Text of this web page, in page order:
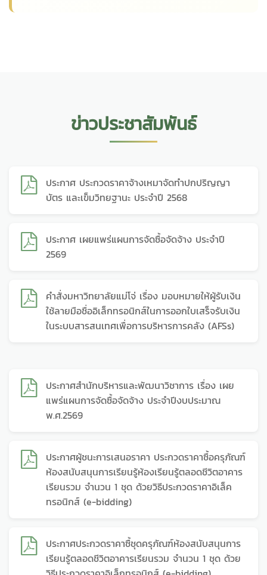
ข่าวประชาสัมพันธ์
ประกาศ ประกวดราคาจ้างเหมาจัดทำปกปริญญา
บัตร และเข็มวิทยฐานะ ประจำปี 2568
ประกาศ เผยแพร่แผนการจัดซื้อจัดจ้าง ประจำปี
2569
คำสั่งมหาวิทยาลัยแม่โจ่ เรื่อง มอบหมายให้ผู้รับเงิน
ใช้ลายมือชื่ออิเล็กทรอนิกส์ในการออกใบเสร็จรับเงิน
ในระบบสารสนเทศเพื่อการบริหารการคลัง (AFSs)
ประกาศสำนักบริหารและพัฒนาวิชาการ เรื่อง เผย
แพร่แผนการจัดซื้อจัดจ้าง ประจำปีงบประมาณ
พ.ศ.2569
ประกาศผู้ชนะการเสนอราคา ประกวดราคาซื้อครุภัณฑ์
ห้องสนับสนุนการเรียนรู้ห้องเรียนรู้ตลอดชีวิตอาคาร
เรียนรวม จำนวน 1 ชุด ด้วยวิธีประกวดราคาอิเล็ค
ทรอนิกส์ (e-bidding)
ประกาศประกวดราคาซื้ชุดครุภัณฑ์ห้องสนับสนุนการ
เรียนรู้ตลอดชีวิตอาคารเรียนรวม จำนวน 1 ชุด ด้วย